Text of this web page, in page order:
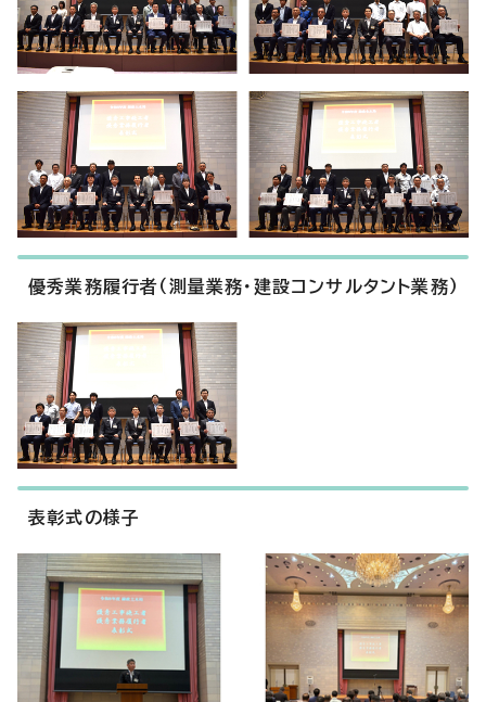
優秀業務履行者（測量業務・建設コンサルタント業務）
表彰式の様子